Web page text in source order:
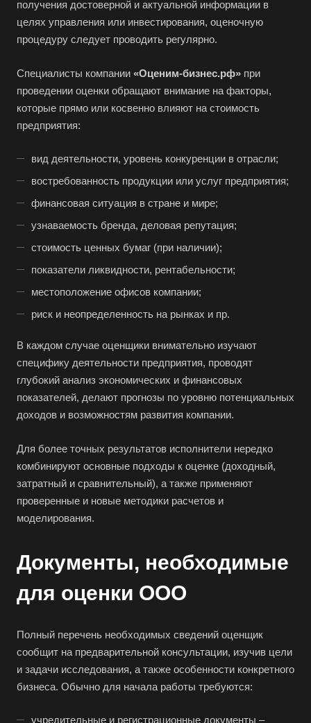
получения достоверной и актуальной информации в
целях управления или инвестирования, оценочную
процедуру следует проводить регулярно.
Специалисты компании «Оценим-бизнес.рф» при
проведении оценки обращают внимание на факторы,
которые прямо или косвенно влияют на стоимость
предприятия:
вид деятельности, уровень конкуренции в отрасли;
востребованность продукции или услуг предприятия;
финансовая ситуация в стране и мире;
узнаваемость бренда, деловая репутация;
стоимость ценных бумаг (при наличии);
показатели ликвидности, рентабельности;
местоположение офисов компании;
риск и неопределенность на рынках и пр.
В каждом случае оценщики внимательно изучают
специфику деятельности предприятия, проводят
глубокий анализ экономических и финансовых
показателей, делают прогнозы по уровню потенциальных
доходов и возможностям развития компании.
Для более точных результатов исполнители нередко
комбинируют основные подходы к оценке (доходный,
затратный и сравнительный), а также применяют
проверенные и новые методики расчетов и
моделирования.
Документы, необходимые
для оценки ООО
Полный перечень необходимых сведений оценщик
сообщит на предварительной консультации, изучив цели
и задачи исследования, а также особенности конкретного
бизнеса. Обычно для начала работы требуются:
учредительные и регистрационные документы –
Абинск
Азов
Аксай
Альметьевск
Анапа
Ангарск
Анжеро-Судженск
Апатиты
Апрелевка
Арамиль
Арзамас
Архангельск
Асбест
Асино
Ачинск
Баймак
Балабаново
Балашиха
Балашов
Барнаул
Батайск
Бахчисарай
Белгород